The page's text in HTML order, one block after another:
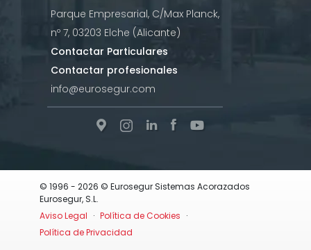
Parque Empresarial, C/Max Planck,
nº 7, 03203 Elche (Alicante)
Contactar Particulares
Contactar profesionales
info@eurosegur.com
© 1996 - 2026 © Eurosegur Sistemas Acorazados
Eurosegur, S.L.
Aviso Legal · Política de Cookies ·
Política de Privacidad